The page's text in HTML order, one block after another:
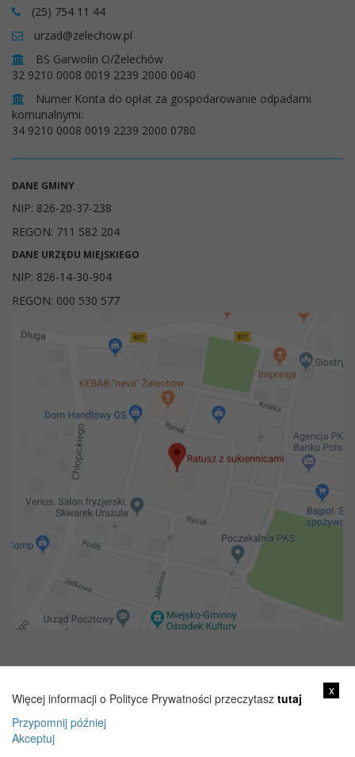
(25) 754 11 44
urzad@zelechow.pl
BS Garwolin O/Żelechów
32 9210 0008 0019 2239 2000 0040
Numer Konta do opłat za gospodarowanie odpadami
komunalnymi:
34 9210 0008 0019 2239 2000 0780
DANE GMINY
NIP: 826-20-37-238
REGON: 711 582 204
DANE URZĘDU MIEJSKIEGO
NIP: 826-14-30-904
REGON: 000 530 577
x
Więcej informacji o Polityce Prywatności przeczytasz tutaj
Przypomnij później
Akceptuj